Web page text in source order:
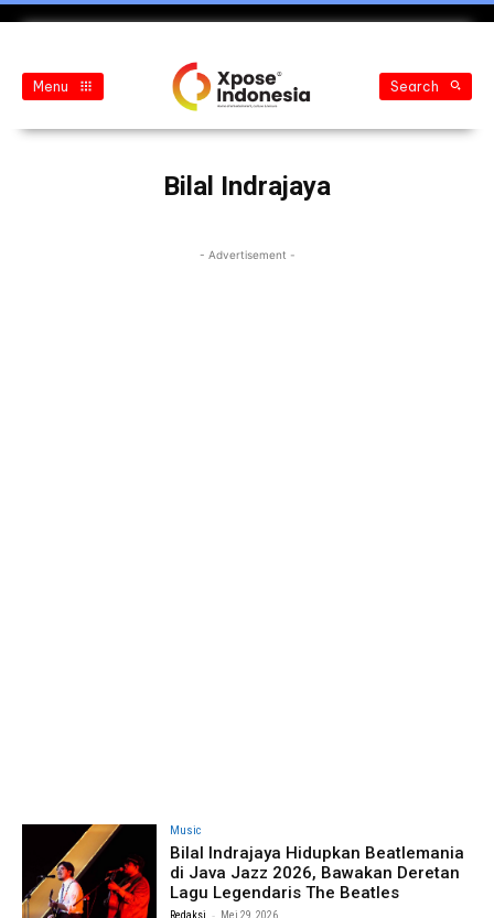
Menu Search
Bilal Indrajaya
- Advertisement -
Music
Bilal Indrajaya Hidupkan Beatlemania
di Java Jazz 2026, Bawakan Deretan
Lagu Legendaris The Beatles
Redaksi - Mei 29, 2026